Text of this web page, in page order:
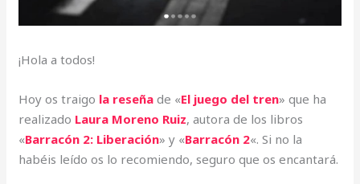
¡Hola a todos!
Hoy os traigo la reseña de «El juego del tren» que ha
realizado Laura Moreno Ruiz, autora de los libros
«Barracón 2: Liberación» y «Barracón 2«. Si no la
habéis leído os lo recomiendo, seguro que os encantará.